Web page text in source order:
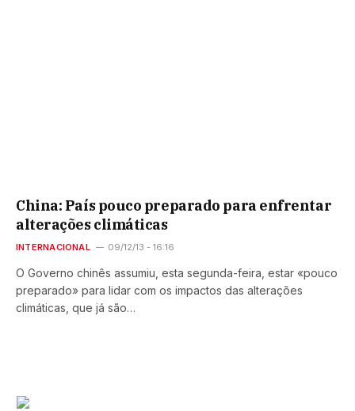
China: País pouco preparado para enfrentar
alterações climáticas
INTERNACIONAL 09/12/13 - 16:16
O Governo chinês assumiu, esta segunda-feira, estar «pouco
preparado» para lidar com os impactos das alterações
climáticas, que já são…